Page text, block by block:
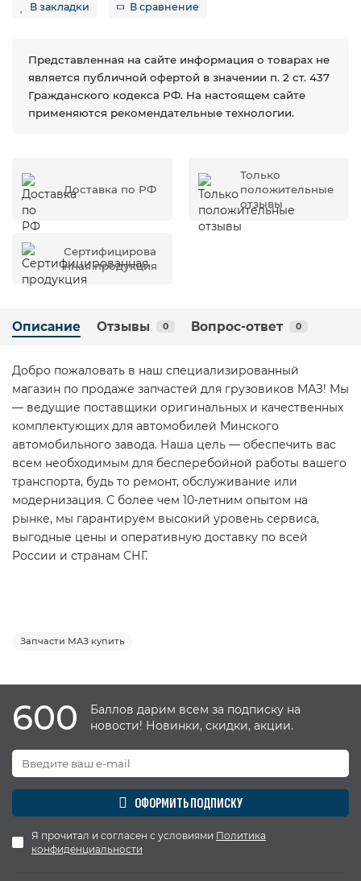
В закладки В сравнение
Представленная на сайте информация о товарах не
является публичной офертой в значении п. 2 ст. 437
Гражданского кодекса РФ. На настоящем сайте
применяются рекомендательные технологии.
Доставка по РФ
Только
положительные
отзывы
Сертифицирова
нная продукция
Описание Отзывы 0 Вопрос-ответ 0
Добро пожаловать в наш специализированный
магазин по продаже запчастей для грузовиков МАЗ! Мы
— ведущие поставщики оригинальных и качественных
комплектующих для автомобилей Минского
автомобильного завода. Наша цель — обеспечить вас
всем необходимым для бесперебойной работы вашего
транспорта, будь то ремонт, обслуживание или
модернизация. С более чем 10-летним опытом на
рынке, мы гарантируем высокий уровень сервиса,
выгодные цены и оперативную доставку по всей
России и странам СНГ.
Запчасти МАЗ купить
600
Баллов дарим всем за подписку на
новости! Новинки, скидки, акции.
ОФОРМИТЬ ПОДПИСКУ
Я прочитал и согласен с условиями Политика
конфиденциальности